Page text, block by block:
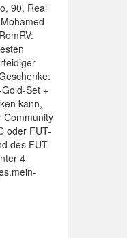
90, Real
Set +
kann,
Community
oder FUT-
des FUT-
4